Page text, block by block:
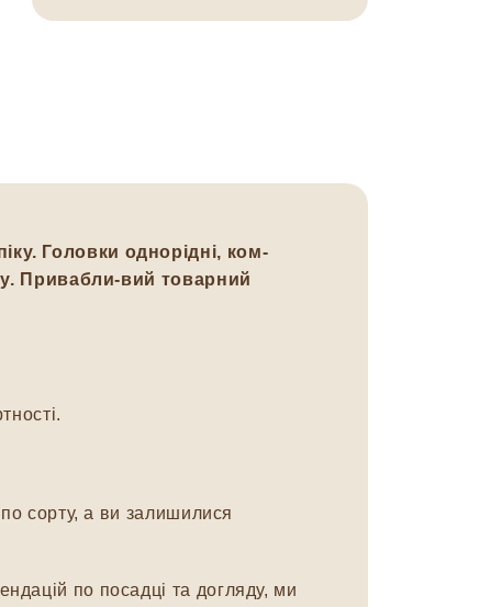
Головки однорідні, ком-
Привабли-вий товарний
сорту, а ви залишилися
по посадці та догляду, ми